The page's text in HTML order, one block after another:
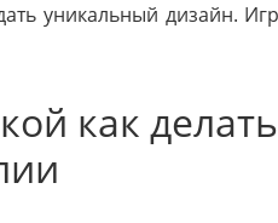
уникальный дизайн.
как